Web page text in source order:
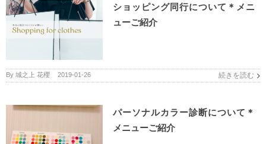
ショッピング同行について＊メニ
ューご紹介
By 城之上 花櫻 2019-01-26 続きを読む
パーソナルカラー診断について＊
メニューご紹介